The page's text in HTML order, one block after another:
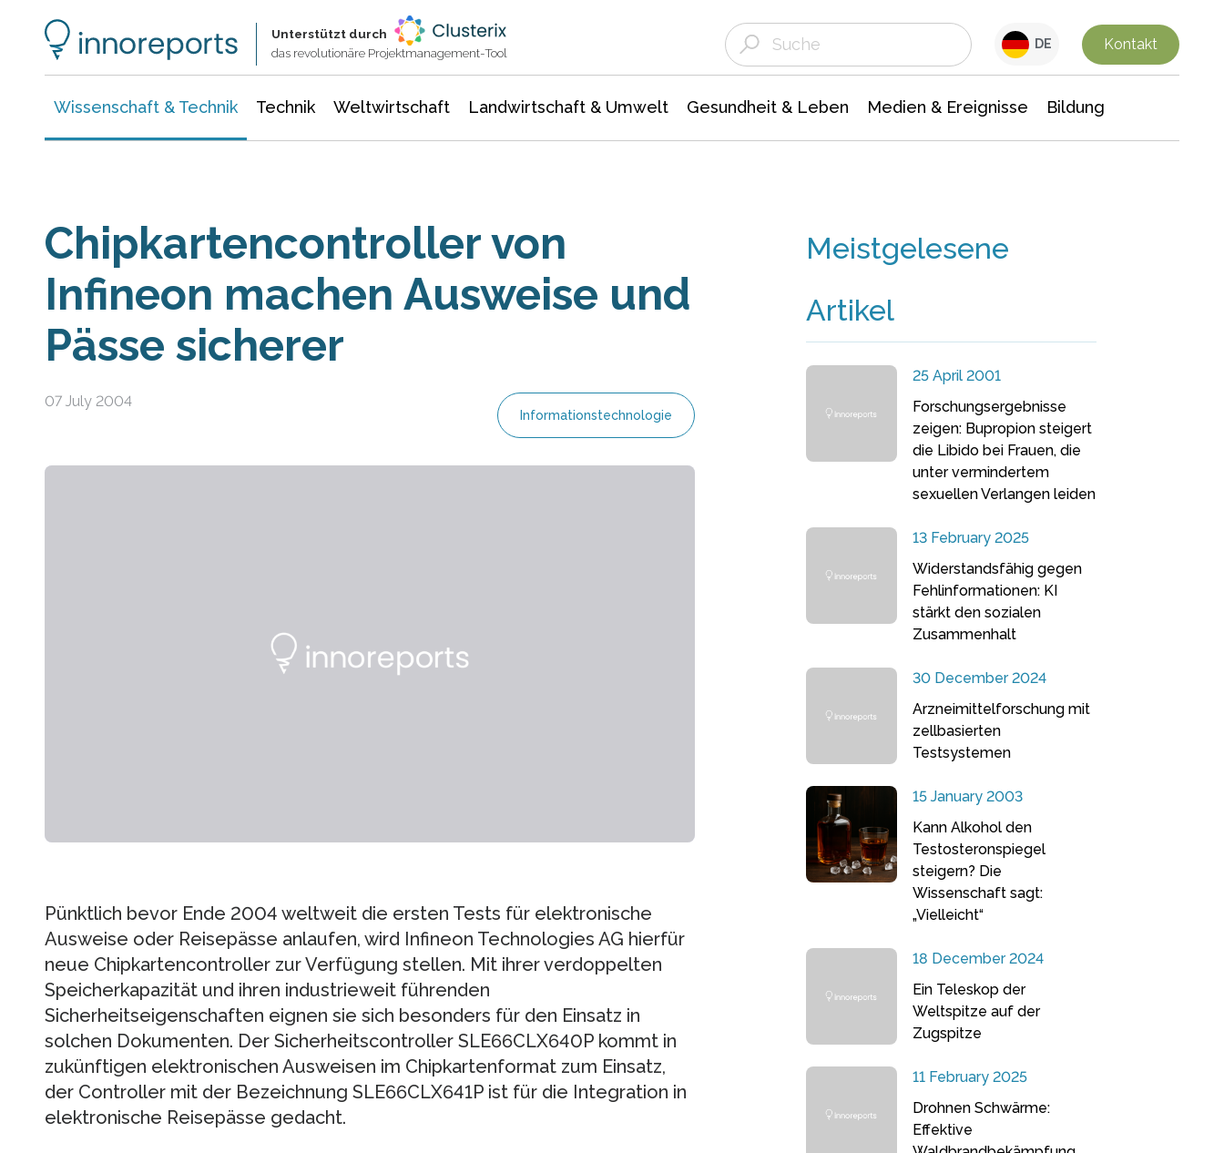
Unterstützt durch
das revolutionäre Projektmanagement-Tool
DE Kontakt
Wissenschaft & Technik Technik Weltwirtschaft Landwirtschaft & Umwelt Gesundheit & Leben Medien & Ereignisse Bildung
Chipkartencontroller von
Infineon machen Ausweise und
Pässe sicherer
07 July 2004
Informationstechnologie
Pünktlich bevor Ende 2004 weltweit die ersten Tests für elektronische
Ausweise oder Reisepässe anlaufen, wird Infineon Technologies AG hierfür
neue Chipkartencontroller zur Verfügung stellen. Mit ihrer verdoppelten
Speicherkapazität und ihren industrieweit führenden
Sicherheitseigenschaften eignen sie sich besonders für den Einsatz in
solchen Dokumenten. Der Sicherheitscontroller SLE66CLX640P kommt in
zukünftigen elektronischen Ausweisen im Chipkartenformat zum Einsatz,
der Controller mit der Bezeichnung SLE66CLX641P ist für die Integration in
elektronische Reisepässe gedacht.
Meistgelesene
Artikel
25 April 2001
Forschungsergebnisse
zeigen: Bupropion steigert
die Libido bei Frauen, die
unter vermindertem
sexuellen Verlangen leiden
13 February 2025
Widerstandsfähig gegen
Fehlinformationen: KI
stärkt den sozialen
Zusammenhalt
30 December 2024
Arzneimittelforschung mit
zellbasierten
Testsystemen
15 January 2003
Kann Alkohol den
Testosteronspiegel
steigern? Die
Wissenschaft sagt:
„Vielleicht“
18 December 2024
Ein Teleskop der
Weltspitze auf der
Zugspitze
11 February 2025
Drohnen Schwärme:
Effektive